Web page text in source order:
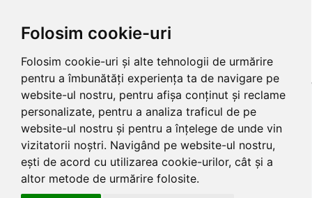
Folosim cookie-uri
Folosim cookie-uri și alte tehnologii de urmărire
pentru a îmbunătăți experiența ta de navigare pe
website-ul nostru, pentru afișa conținut și reclame
personalizate, pentru a analiza traficul de pe
website-ul nostru și pentru a înțelege de unde vin
vizitatorii noștri. Navigând pe website-ul nostru,
ești de acord cu utilizarea cookie-urilor, cât și a
altor metode de urmărire folosite.